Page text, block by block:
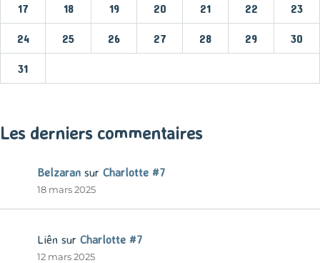
17 18 19 20 21 22 23
24 25 26 27 28 29 30
31
Les derniers commentaires
Belzaran sur Charlotte #7
18 mars 2025
Liên sur Charlotte #7
12 mars 2025